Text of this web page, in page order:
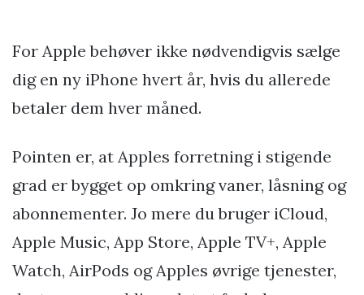
For Apple behøver ikke nødvendigvis sælge
dig en ny iPhone hvert år, hvis du allerede
betaler dem hver måned.
Pointen er, at Apples forretning i stigende
grad er bygget op omkring vaner, låsning og
abonnementer. Jo mere du bruger iCloud,
Apple Music, App Store, Apple TV+, Apple
Watch, AirPods og Apples øvrige tjenester,